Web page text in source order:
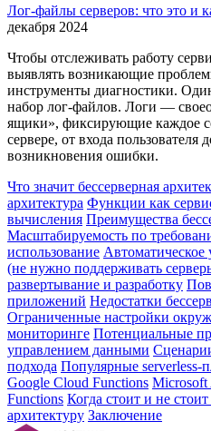
Лог-файлы серверов: что это и
декабря 2024
Чтобы отслеживать работу
выявлять возникающие
инструменты диагностики.
набор лог-файлов. Логи —
ящики», фиксирующие каждое
сервере, от входа пользователя
возникновения ошибки.
Что значит бессерверная
архитектура Функции как
вычисления Преимущества
Масштабируемость по
использование Автоматическое
(не нужно поддерживать
развертывание и разработку
приложений Недостатки
Ограниченные настройки
мониторинге Потенциальные
управлением данными
подхода Популярные serverless-
Google Cloud Functions Microsoft
Functions Когда стоит и не
архитектуру Заключение